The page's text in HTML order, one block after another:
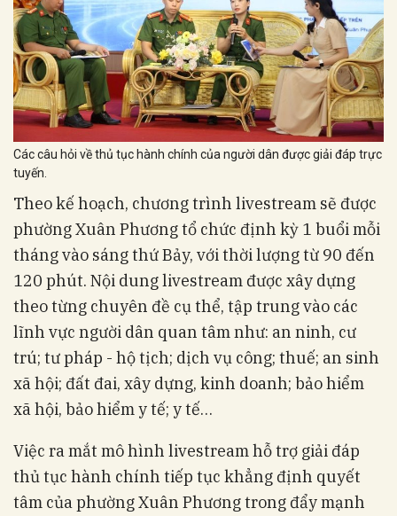
Các câu hỏi về thủ tục hành chính của người dân được giải đáp trực
tuyến.
Theo kế hoạch, chương trình livestream sẽ được
phường Xuân Phương tổ chức định kỳ 1 buổi mỗi
tháng vào sáng thứ Bảy, với thời lượng từ 90 đến
120 phút. Nội dung livestream được xây dựng
theo từng chuyên đề cụ thể, tập trung vào các
lĩnh vực người dân quan tâm như: an ninh, cư
trú; tư pháp - hộ tịch; dịch vụ công; thuế; an sinh
xã hội; đất đai, xây dựng, kinh doanh; bảo hiểm
xã hội, bảo hiểm y tế; y tế…
Việc ra mắt mô hình livestream hỗ trợ giải đáp
thủ tục hành chính tiếp tục khẳng định quyết
tâm của phường Xuân Phương trong đẩy mạnh